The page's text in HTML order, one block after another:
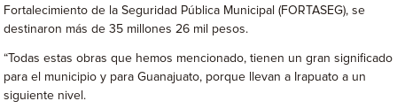
Fortalecimiento de la Seguridad Pública Municipal (FORTASEG), se
destinaron más de 35 millones 26 mil pesos.
“Todas estas obras que hemos mencionado, tienen un gran significado
para el municipio y para Guanajuato, porque llevan a Irapuato a un
siguiente nivel.